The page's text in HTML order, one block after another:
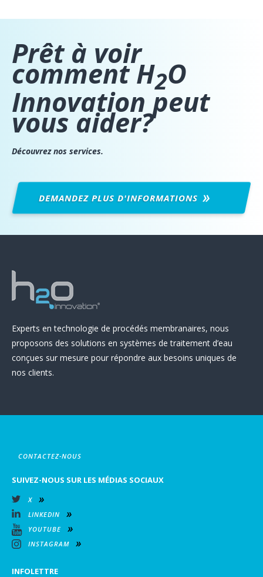
Prêt à voir
comment H2O
Innovation peut
vous aider?
Découvrez nos services.
DEMANDEZ PLUS D'INFORMATIONS
Experts en technologie de procédés membranaires, nous
proposons des solutions en systèmes de traitement d’eau
conçues sur mesure pour répondre aux besoins uniques de
nos clients.
CONTACTEZ-NOUS
SUIVEZ-NOUS SUR LES MÉDIAS SOCIAUX
X
LINKEDIN
YOUTUBE
INSTAGRAM
INFOLETTRE